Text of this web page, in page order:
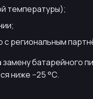
температуры);
региональным
батарейного
ниже −25 °C.